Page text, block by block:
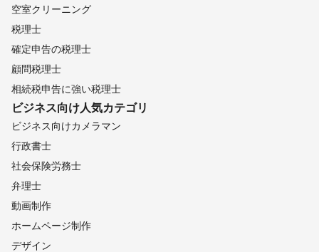
空室クリーニング
税理士
確定申告の税理士
顧問税理士
相続税申告に強い税理士
ビジネス向け人気カテゴリ
ビジネス向けカメラマン
行政書士
社会保険労務士
弁理士
動画制作
ホームページ制作
デザイン